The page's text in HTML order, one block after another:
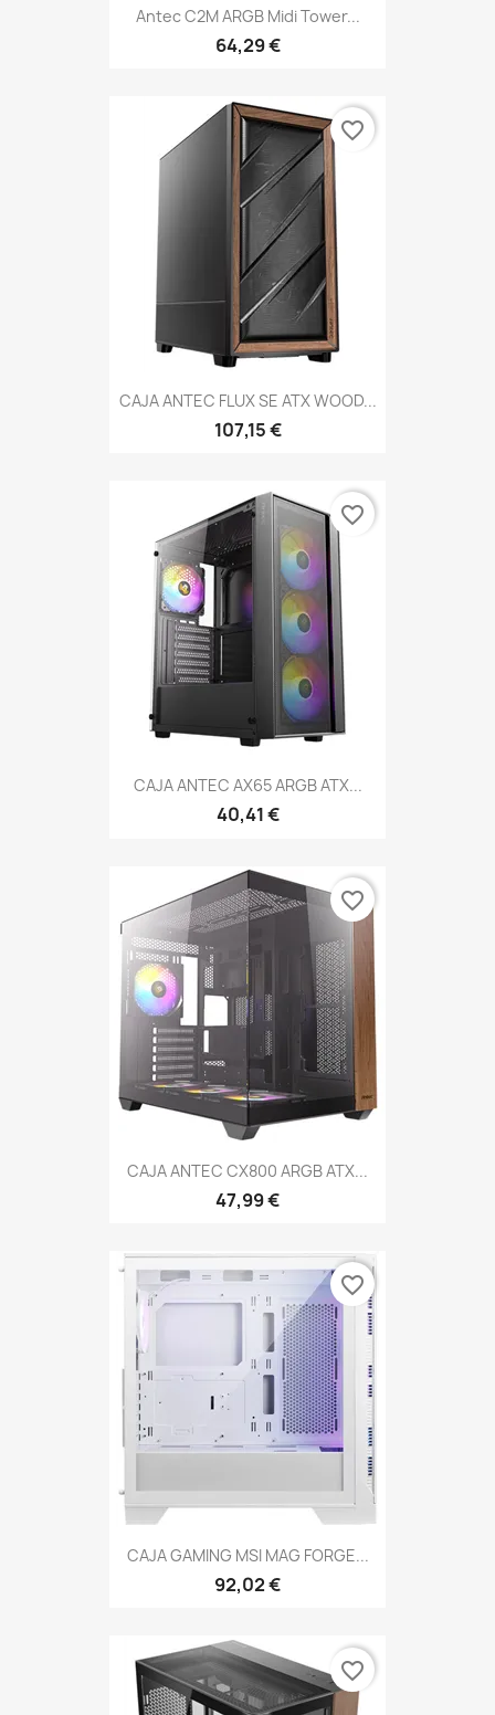
Antec C2M ARGB Midi Tower...
64,29 €
CAJA ANTEC FLUX SE ATX WOOD...
107,15 €
favorite_border
CAJA ANTEC AX65 ARGB ATX...
40,41 €
favorite_border
CAJA ANTEC CX800 ARGB ATX...
47,99 €
favorite_border
CAJA GAMING MSI MAG FORGE...
92,02 €
favorite_border
favorite_border